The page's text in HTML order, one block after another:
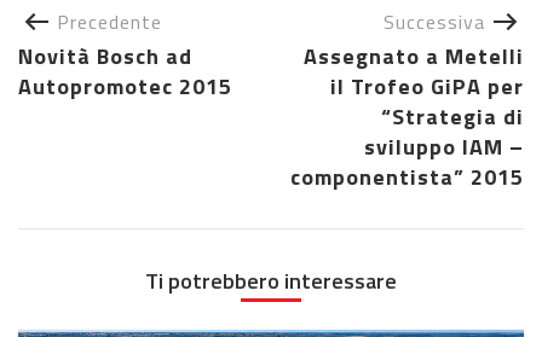
Precedente
Novità Bosch ad
Autopromotec 2015
Successiva
Assegnato a Metelli
il Trofeo GiPA per
“Strategia di
sviluppo IAM –
componentista” 2015
Ti potrebbero interessare